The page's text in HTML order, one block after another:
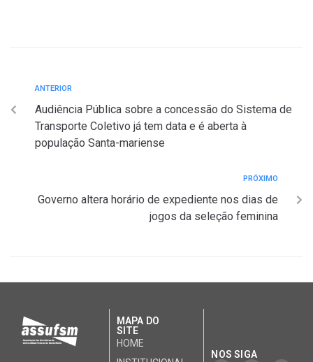
ANTERIOR
Audiência Pública sobre a concessão do Sistema de
Transporte Coletivo já tem data e é aberta à
população Santa-mariense
PRÓXIMO
Governo altera horário de expediente nos dias de
jogos da seleção feminina
MAPA DO
SITE
HOME
NOS SIGA